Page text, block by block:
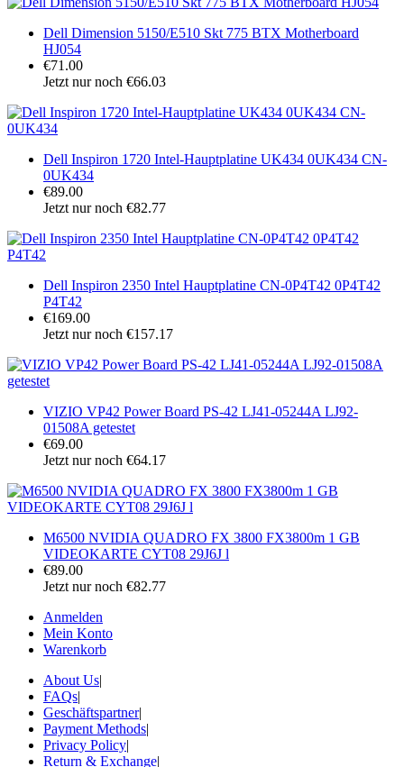
Dell Dimension 5150/E510 Skt 775 BTX Motherboard
HJ054
€71.00
Jetzt nur noch €66.03
Dell Inspiron 1720 Intel-Hauptplatine UK434 0UK434 CN-
0UK434
€89.00
Jetzt nur noch €82.77
Dell Inspiron 2350 Intel Hauptplatine CN-0P4T42 0P4T42
P4T42
€169.00
Jetzt nur noch €157.17
VIZIO VP42 Power Board PS-42 LJ41-05244A LJ92-
01508A getestet
€69.00
Jetzt nur noch €64.17
M6500 NVIDIA QUADRO FX 3800 FX3800m 1 GB
VIDEOKARTE CYT08 29J6J l
€89.00
Jetzt nur noch €82.77
Anmelden
Mein Konto
Warenkorb
About Us|
FAQs|
Geschäftspartner|
Payment Methods|
Privacy Policy|
Return & Exchange|